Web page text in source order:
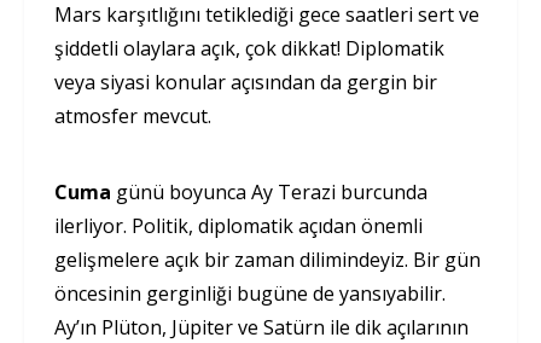
Mars karşıtlığını tetiklediği gece saatleri sert ve
şiddetli olaylara açık, çok dikkat! Diplomatik
veya siyasi konular açısından da gergin bir
atmosfer mevcut.
Cuma günü boyunca Ay Terazi burcunda
ilerliyor. Politik, diplomatik açıdan önemli
gelişmelere açık bir zaman dilimindeyiz. Bir gün
öncesinin gerginliği bugüne de yansıyabilir.
Ay’ın Plüton, Jüpiter ve Satürn ile dik açılarının